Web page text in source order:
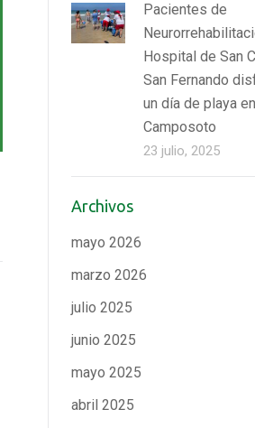
Pacientes de
Hospital de San
San Fernando
un día de playa en
Camposoto
23 julio, 2025
Archivos
mayo 2026
marzo 2026
julio 2025
junio 2025
mayo 2025
abril 2025